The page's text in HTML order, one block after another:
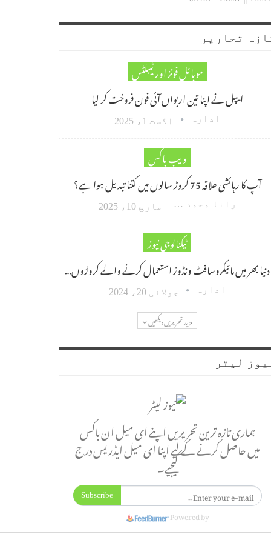
تحاریر
موبائل فونز اور ٹیبلٹس
ایپل نے اپنا تین اربواں آئی فون فروخت کر لیا
ادارہ اگست 1، 2025
ویب باکس
آپ کا رہائشی علاقہ 75 کروڑ سالوں میں کتنا تبدیل ہوا ہے؟
رانا محمد امین اکبر مارچ 10، 2025
ٹیکنالوجی نیوز
دنیا بھر میں مائیکروسافٹ ونڈوز استعمال کرنے والے کروڑوں…
ادارہ جولائی 20، 2024
مزید تحریریں دیکھیں
لیٹر
ہماری تازہ ترین تحریریں اپنے ای میل ان باکس
میں حاصل کرنے کے لیے اپنا ای میل ایڈریس درج
کیجیے۔
Subscribe
Powered by